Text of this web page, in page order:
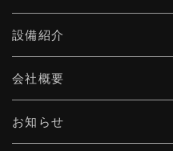
設備紹介
会社概要
お知らせ